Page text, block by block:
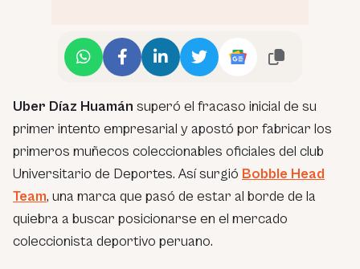
Uber Díaz Huamán superó el fracaso inicial de su
primer intento empresarial y apostó por fabricar los
primeros muñecos coleccionables oficiales del club
Universitario de Deportes. Así surgió Bobble Head
Team, una marca que pasó de estar al borde de la
quiebra a buscar posicionarse en el mercado
coleccionista deportivo peruano.